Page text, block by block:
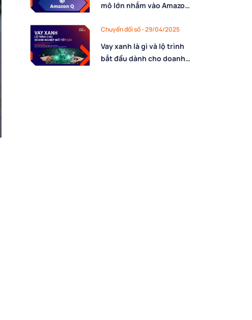
mô lớn nhắm vào Amazon
chiếm quyền hệ thống
Chuyển đổi số - 29/04/2025
Vay xanh là gì và lộ trình
bắt đầu dành cho doanh